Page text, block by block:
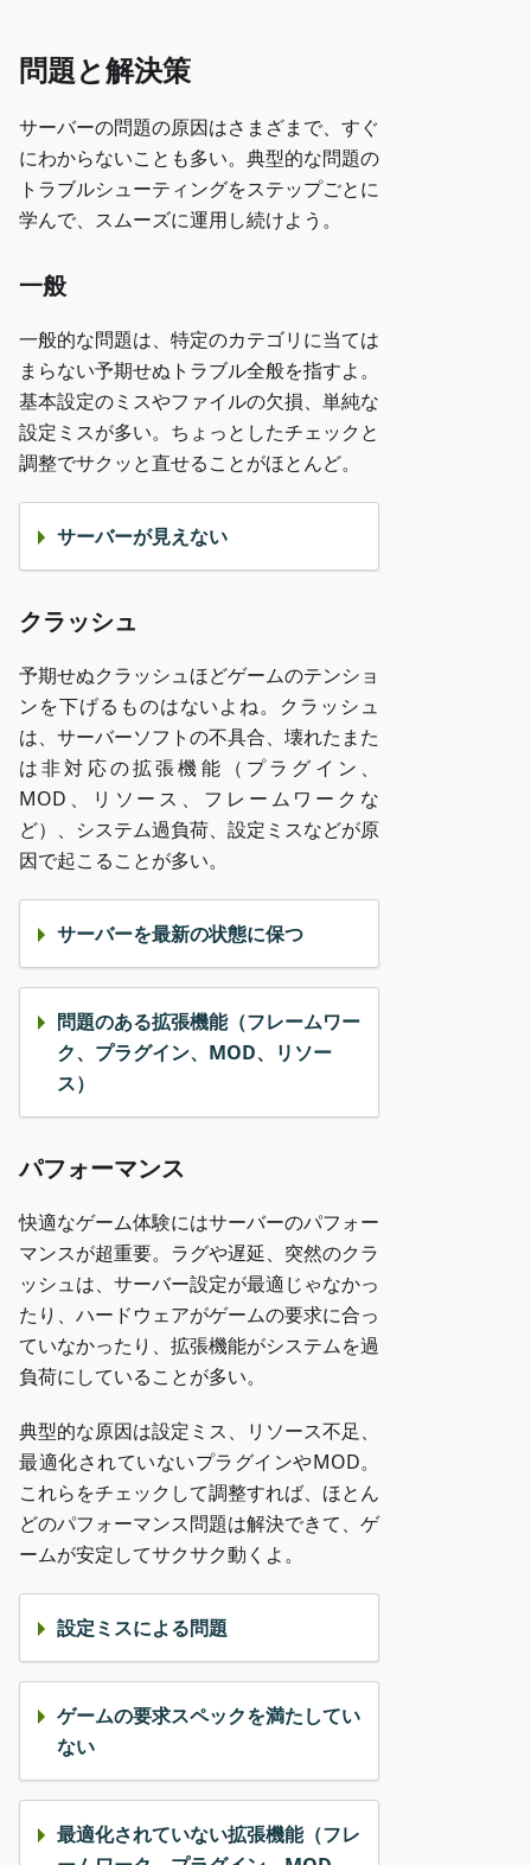
問題と解決策
サーバーの問題の原因はさまざまで、すぐ
にわからないことも多い。典型的な問題の
トラブルシューティングをステップごとに
学んで、スムーズに運用し続けよう。
一般
一般的な問題は、特定のカテゴリに当ては
まらない予期せぬトラブル全般を指すよ。
基本設定のミスやファイルの欠損、単純な
設定ミスが多い。ちょっとしたチェックと
調整でサクッと直せることがほとんど。
サーバーが見えない
クラッシュ
予期せぬクラッシュほどゲームのテンショ
ンを下げるものはないよね。クラッシュ
は、サーバーソフトの不具合、壊れたまた
は非対応の拡張機能（プラグイン、
MOD、リソース、フレームワークな
ど）、システム過負荷、設定ミスなどが原
因で起こることが多い。
サーバーを最新の状態に保つ
問題のある拡張機能（フレームワー
ク、プラグイン、MOD、リソー
ス）
パフォーマンス
快適なゲーム体験にはサーバーのパフォー
マンスが超重要。ラグや遅延、突然のクラ
ッシュは、サーバー設定が最適じゃなかっ
たり、ハードウェアがゲームの要求に合っ
ていなかったり、拡張機能がシステムを過
負荷にしていることが多い。
典型的な原因は設定ミス、リソース不足、
最適化されていないプラグインやMOD。
これらをチェックして調整すれば、ほとん
どのパフォーマンス問題は解決できて、ゲ
ームが安定してサクサク動くよ。
設定ミスによる問題
ゲームの要求スペックを満たしてい
ない
最適化されていない拡張機能（フレ